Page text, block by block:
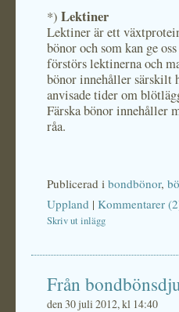
*) Lektiner
Lektiner är ett
bönor och som kan ge
förstörs lektinerna och
bönor innehåller
anvisade tider om
Färska bönor innehåller
råa.
Publicerad i bondbönor,
Uppland | Kommentarer
Skriv ut inlägg
Från
den 30 juli 2012, kl 14:40